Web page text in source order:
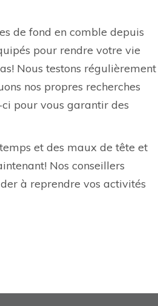
de fond en comble depuis
pour rendre votre vie
Nous testons régulièrement
nos propres recherches
pour vous garantir des
et des maux de tête et
Nos conseillers
à reprendre vos activités